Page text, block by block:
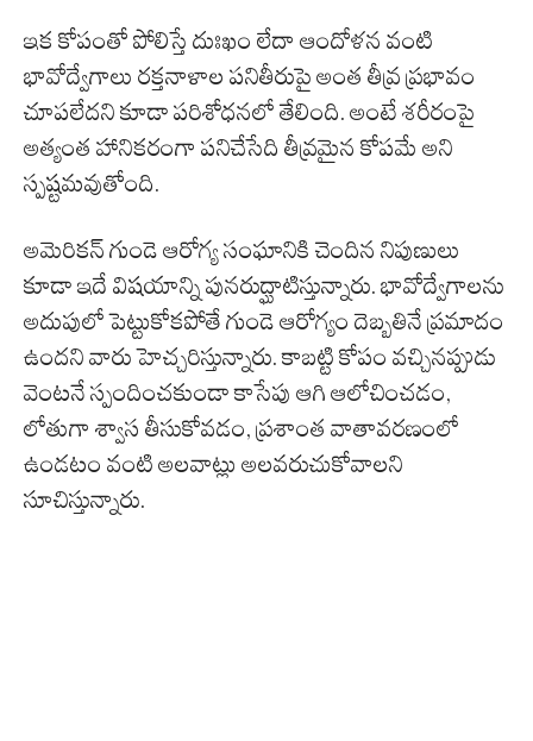
ఇక కోపంతో పోలిస్తే దుఃఖం లేదా ఆందోళన వంటి
భావోద్వేగాలు రక్తనాళాల పనితీరుపై అంత తీవ్ర ప్రభావం
చూపలేదని కూడా పరిశోధనలో తేలింది. అంటే శరీరంపై
అత్యంత హానికరంగా పనిచేసేది తీవ్రమైన కోపమే అని
స్పష్టమవుతోంది.
అమెరికన్ గుండె ఆరోగ్య సంఘానికి చెందిన నిపుణులు
కూడా ఇదే విషయాన్ని పునరుద్ఘాటిస్తున్నారు. భావోద్వేగాలను
అదుపులో పెట్టుకోకపోతే గుండె ఆరోగ్యం దెబ్బతినే ప్రమాదం
ఉందని వారు హెచ్చరిస్తున్నారు. కాబట్టి కోపం వచ్చినప్పుడు
వెంటనే స్పందించకుండా కాసేపు ఆగి ఆలోచించడం,
లోతుగా శ్వాస తీసుకోవడం, ప్రశాంత వాతావరణంలో
ఉండటం వంటి అలవాట్లు అలవరుచుకోవాలని
సూచిస్తున్నారు.